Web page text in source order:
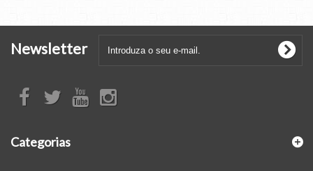
Newsletter
Categorias